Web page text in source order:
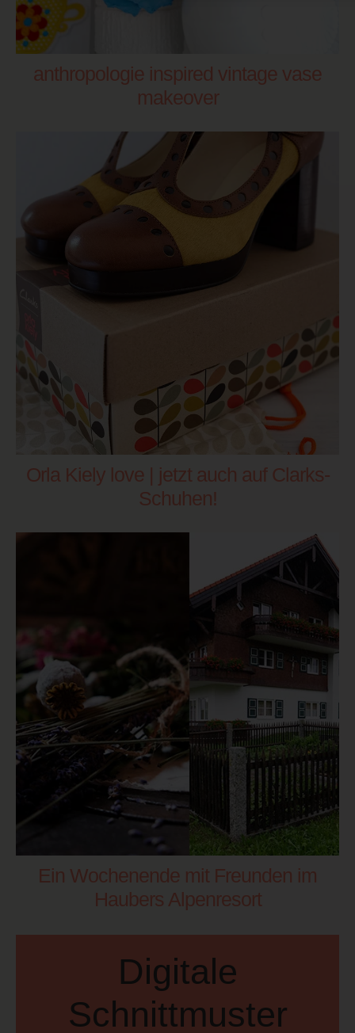
anthropologie inspired vintage vase
makeover
Orla Kiely love | jetzt auch auf Clarks-
Schuhen!
Ein Wochenende mit Freunden im
Haubers Alpenresort
Digitale
Schnittmuster